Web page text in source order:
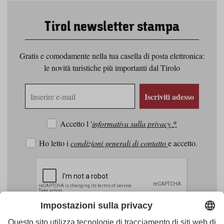
Tirol newsletter stampa
Gratis e comodamente nella tua casella di posta elettronica:
le novità turistiche più importanti dal Tirolo
Iscriviti adesso
Accetto l 'informativa sulla privacy *
Ho letto i condizioni generali di contattoe accetto.